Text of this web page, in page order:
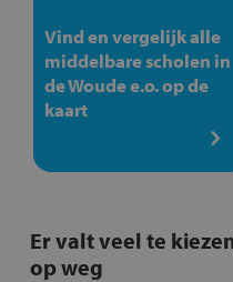
Vind en vergelijk alle
middelbare scholen in
de Woude e.o. op de
kaart
Er valt veel te
op weg